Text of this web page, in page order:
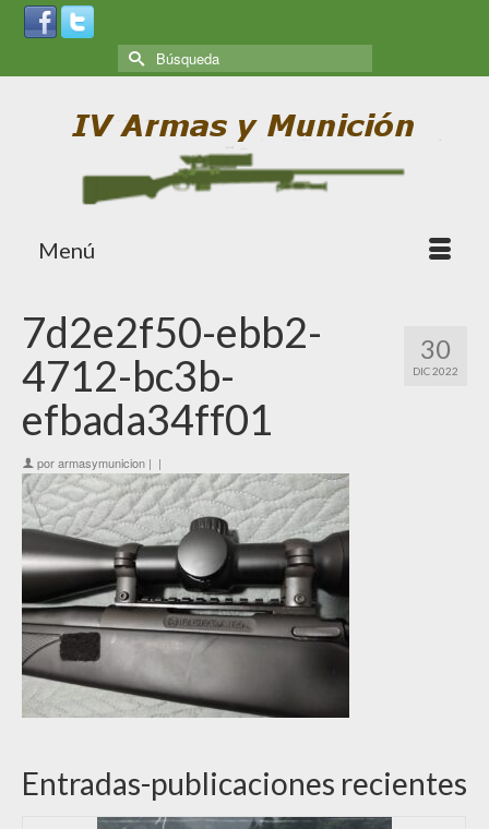
Menú
30
DIC 2022
7d2e2f50-ebb2-
4712-bc3b-
efbada34ff01
porarmasymunicion | |
Entradas-publicaciones recientes